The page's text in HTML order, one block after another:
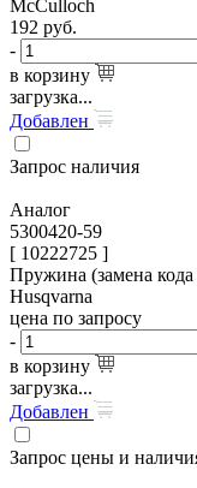
McCulloch
192 руб.
-
в корзину
загрузка...
Добавлен
Запрос наличия
Аналог
5300420-59
[ 10222725 ]
Пружина (замена
Husqvarna
цена по запросу
-
в корзину
загрузка...
Добавлен
Запрос цены и